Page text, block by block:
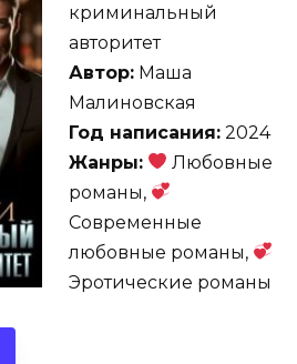
криминальный
авторитет
Автор: Маша
Малиновская
Год написания: 2024
Жанры:
Любовные
романы,
Современные
любовные романы,
Эротические романы